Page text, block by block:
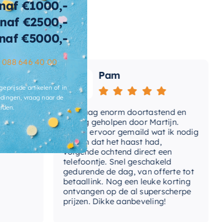
inbouwdeel Nee
omstelinrichting Ja
Nee
uitloop Nee
Nee
Nee
Afbouwdeel
Rond
Pam
Vandaag enorm doortastend en
prettig geholpen door Martijn.
Avond ervoor gemaild wat ik nodig
had en dat het haast had,
volgende ochtend direct een
telefoontje. Snel geschakeld
gedurende de dag, van offerte tot
betaallink. Nog een leuke korting
ontvangen op de al superscherpe
prijzen. Dikke aanbeveling!
€1000,-
€2500,-
€5000,-
088 646 40 00
artikelen of in
vraag naar de